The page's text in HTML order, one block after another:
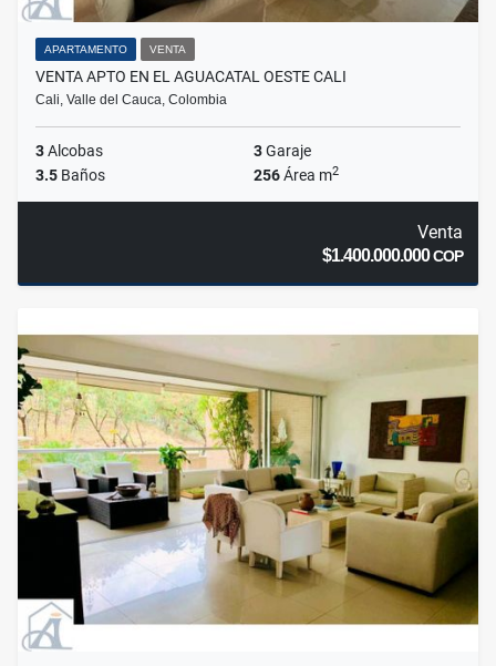
APARTAMENTO VENTA
VENTA APTO EN EL AGUACATAL OESTE CALI
Cali, Valle del Cauca, Colombia
3Alcobas 3Garaje
3.5 Baños 256Área m2
Venta
$1.400.000.000COP